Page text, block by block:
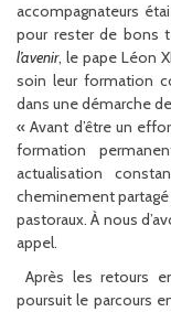
accompagnateurs
pour rester de bons
l’avenir, le pape Léon
soin leur formation
dans une démarche
« Avant d’être un
formation
actualisation
cheminement partagé
pastoraux. À nous
appel.
Après les retours
poursuit le parcours